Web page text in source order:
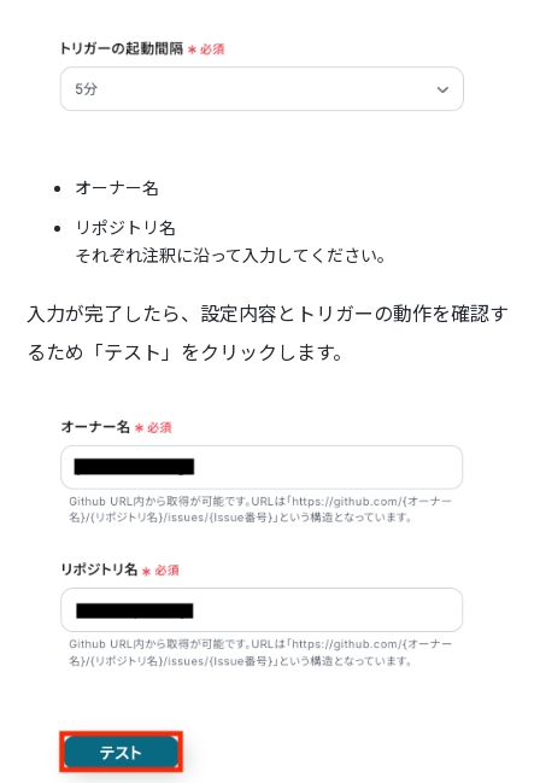
オーナー名
リポジトリ名
それぞれ注釈に沿って入力してください。
入力が完了したら、設定内容とトリガーの動作を確認す
るため「テスト」をクリックします。